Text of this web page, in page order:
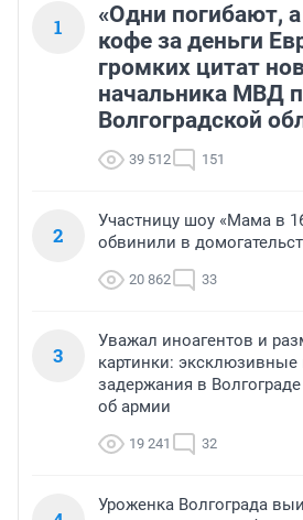
1
«Одни погибают,
кофе за деньги
громких цитат
начальника МВД
Волгоградской
39 512 151
2
Участницу шоу «Мама в
обвинили в
20 862 33
3
Уважал иноагентов и
картинки: эксклюзивные
задержания в
об армии
19 241 32
Уроженка Волгограда